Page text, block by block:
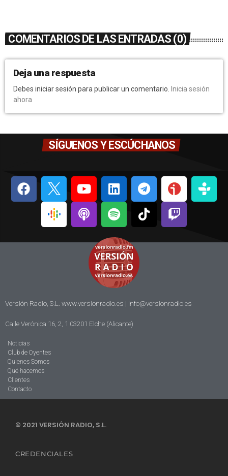
COMENTARIOS DE LAS ENTRADAS (0)
Deja una respuesta
Debes iniciar sesión para publicar un comentario.
Inicia sesión
ahora
SÍGUENOS Y ESCÚCHANOS
Versión Radio, S.L. www.versionradio.es | info@versionradio.es
Calle Verónica 16, 2, 1 03201 Elche (Alicante)
Noticias
Club de Oyentes
Quienes Somos
Qué hacemos
Clientes
Contacto
© 2021 VERSIÓN RADIO, S.L.
CREDENCIALES